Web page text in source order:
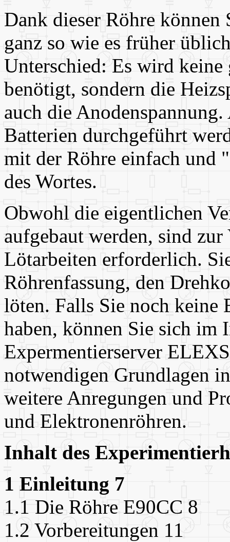
Dank dieser Röhre können
ganz so wie es früher
Unterschied: Es wird
benötigt, sondern die
auch die
Batterien durchgeführt
mit der Röhre einfach und
des Wortes.
Obwohl die eigentlichen
aufgebaut werden, sind
Lötarbeiten erforderlich.
Röhrenfassung, den
löten. Falls Sie noch keine
haben, können Sie sich
Expermentierserver
notwendigen Grundlagen
weitere Anregungen und
und Elektronenröhren.
Inhalt des
1 Einleitung 7
1.1 Die Röhre E90CC 8
1.2 Vorbereitungen 11